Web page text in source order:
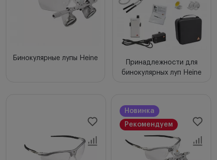
Цена по убыванию
Бинокулярные лупы Heine
Принадлежности для
бинокулярных луп Heine
Новинка
Рекомендуем